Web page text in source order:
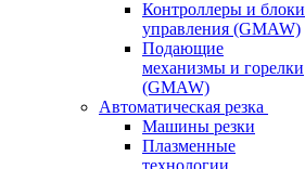
Контроллеры и блоки
управления (GMAW)
Подающие
механизмы и горелки
(GMAW)
Автоматическая резка
Машины резки
Плазменные
технологии